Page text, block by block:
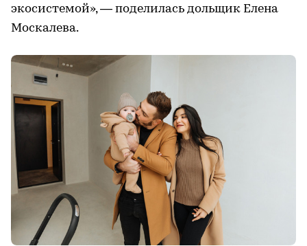
экосистемой», — поделилась дольщик Елена
Москалева.